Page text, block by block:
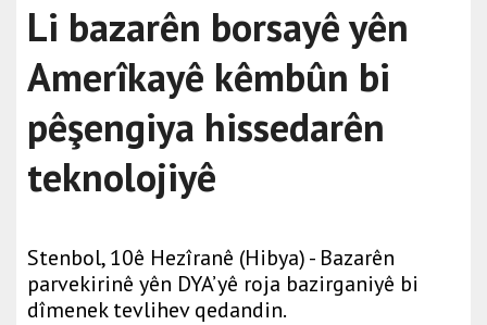
Li bazarên borsayê yên
Amerîkayê kêmbûn bi
pêşengiya hissedarên
teknolojiyê
Stenbol, 10ê Hezîranê (Hibya) - Bazarên
parvekirinê yên DYA’yê roja bazirganiyê bi
dîmenek tevlihev qedandin.